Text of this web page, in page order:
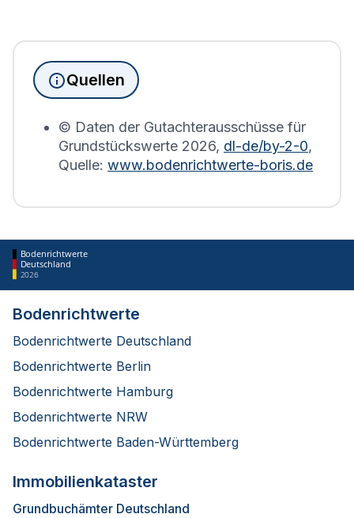
Immobilien, die sich in Wildau befinden, wird die
Grundsteuererklärung auf Basis des
Bodenrichtwerts des entsprechenden Jahres
Quellen
© Daten der Gutachterausschüsse für
Grundstückswerte 2026, dl-de/by-2-0,
Quelle: www.bodenrichtwerte-boris.de
Bodenrichtwerte
Deutschland
2026
Bodenrichtwerte
Bodenrichtwerte Deutschland
Bodenrichtwerte Berlin
Bodenrichtwerte Hamburg
Bodenrichtwerte NRW
Bodenrichtwerte Baden-Württemberg
Immobilienkataster
Grundbuchämter Deutschland